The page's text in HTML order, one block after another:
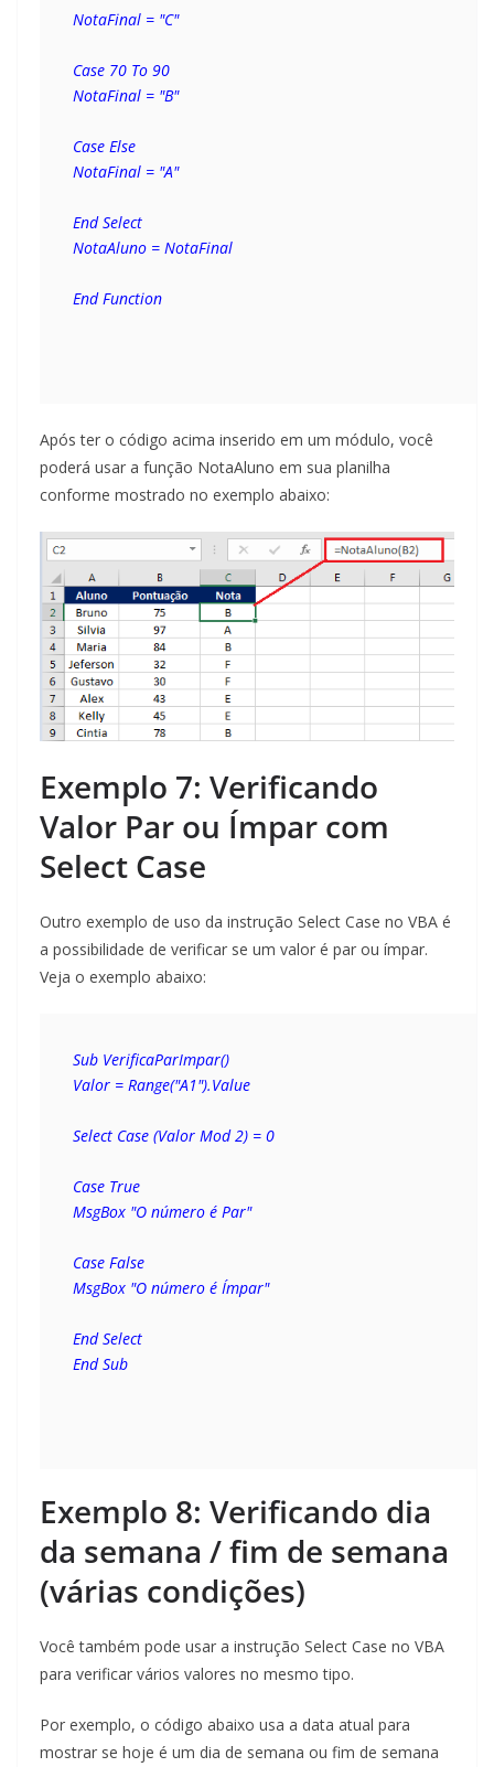
NotaFinal = "C"
Case 70 To 90
NotaFinal = "B"
Case Else
NotaFinal = "A"
End Select
NotaAluno = NotaFinal
End Function
Após ter o código acima inserido em um módulo, você
poderá usar a função NotaAluno em sua planilha
conforme mostrado no exemplo abaixo:
Exemplo 7: Verificando
Valor Par ou Ímpar com
Select Case
Outro exemplo de uso da instrução Select Case no VBA é
a possibilidade de verificar se um valor é par ou ímpar.
Veja o exemplo abaixo:
Sub VerificaParImpar()
Valor = Range("A1").Value
Select Case (Valor Mod 2) = 0
Case True
MsgBox "O número é Par"
Case False
MsgBox "O número é Ímpar"
End Select
End Sub
Exemplo 8: Verificando dia
da semana / fim de semana
(várias condições)
Você também pode usar a instrução Select Case no VBA
para verificar vários valores no mesmo tipo.
Por exemplo, o código abaixo usa a data atual para
mostrar se hoje é um dia de semana ou fim de semana